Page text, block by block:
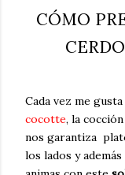
CÓMO
Cada vez me
cocotte, la
nos garantiza
los lados y